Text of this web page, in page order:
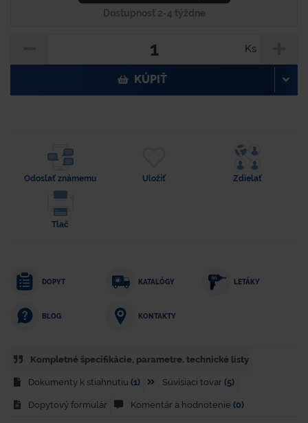
Dostupnosť 2-4 týždne
Ks
KÚPIŤ
Odoslať známemu Uložiť Zdielať
Tlač
DOPYT KATALÓGY LETÁKY
BLOG KONTAKTY
Kompletné špecifikácie, parametre. technické listy
Dokumenty k stiahnutiu (1) Súvisiaci tovar (5)
Dopytový formulár Komentár a hodnotenie (0)